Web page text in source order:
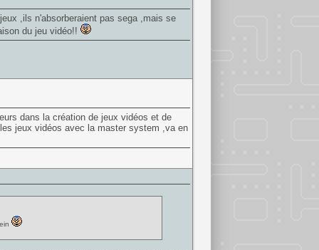
,ils n'absorberaient pas sega ,mais se
du jeu vidéo!!
dans la création de jeux vidéos et de
jeux vidéos avec la master system ,va en